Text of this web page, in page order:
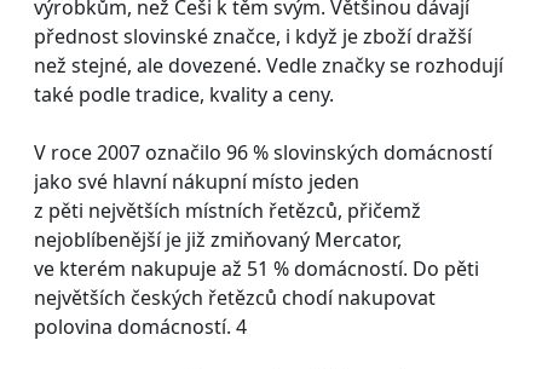
výrobkům, než Češi k těm svým. Většinou dávají
přednost slovinské značce, i když je zboží dražší
než stejné, ale dovezené. Vedle značky se rozhodují
také podle tradice, kvality a ceny.
V roce 2007 označilo 96 % slovinských domácností
jako své hlavní nákupní místo jeden
z pěti největších místních řetězců, přičemž
nejoblíbenější je již zmiňovaný Mercator,
ve kterém nakupuje až 51 % domácností. Do pěti
největších českých řetězců chodí nakupovat
polovina domácností. 4